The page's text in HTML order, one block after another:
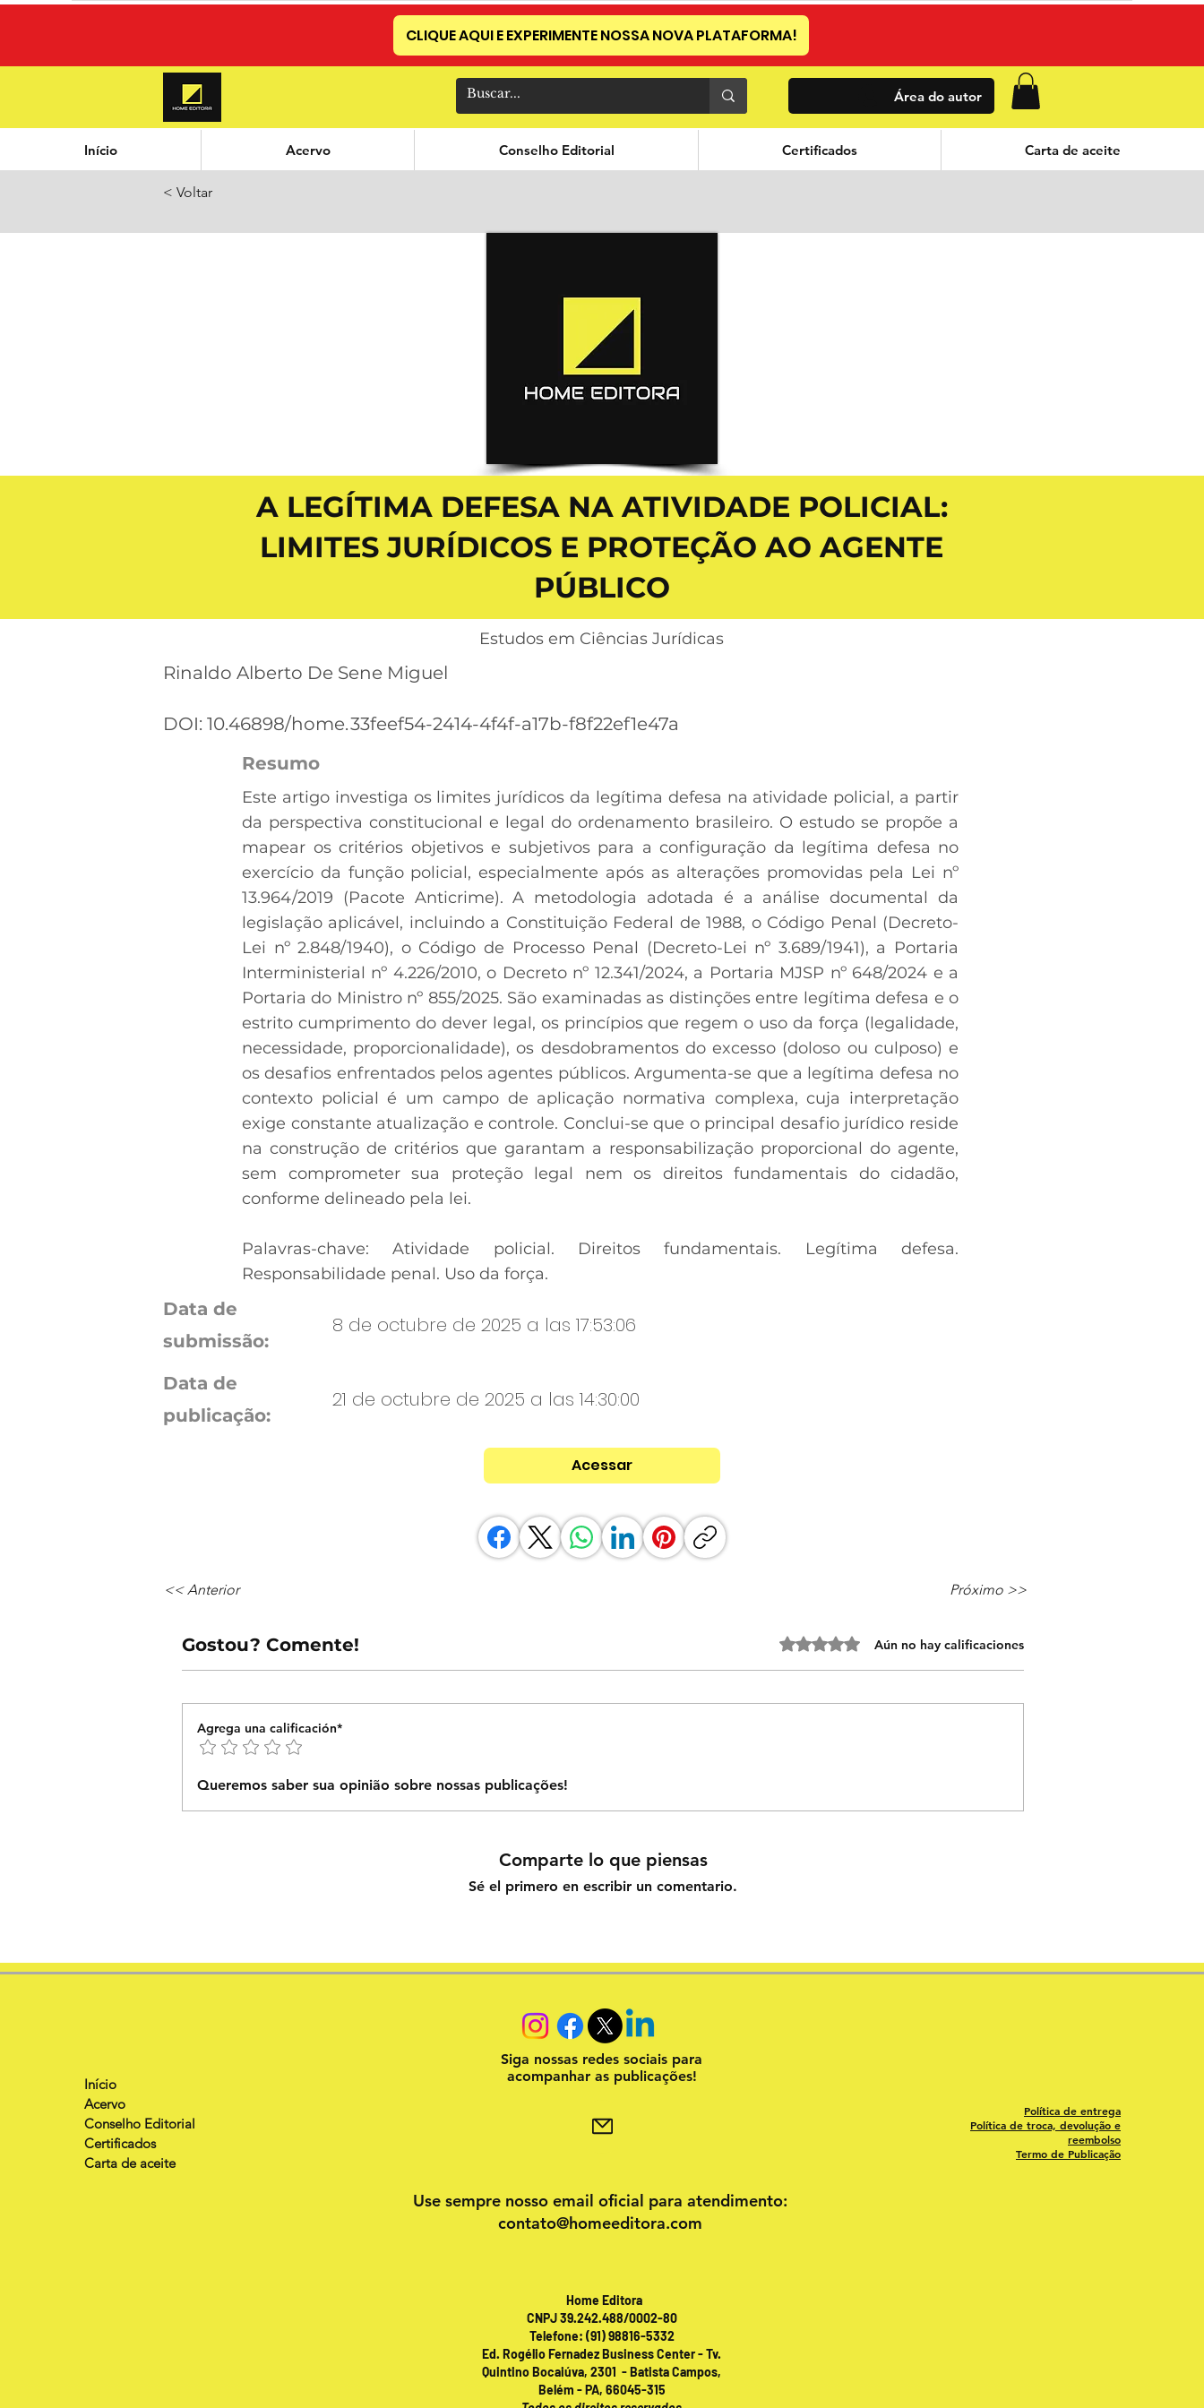
Área do autor
CLIQUE AQUI E EXPERIMENTE NOSSA NOVA PLATAFORMA!
Início Acervo Conselho Editorial Certificados Carta de aceite
< Voltar
A LEGÍTIMA DEFESA NA ATIVIDADE POLICIAL:
LIMITES JURÍDICOS E PROTEÇÃO AO AGENTE
PÚBLICO
Estudos em Ciências Jurídicas
Rinaldo Alberto De Sene Miguel
DOI: 10.46898/home.33feef54-2414-4f4f-a17b-f8f22ef1e47a
Resumo
Este artigo investiga os limites jurídicos da legítima defesa na atividade policial, a partir
da perspectiva constitucional e legal do ordenamento brasileiro. O estudo se propõe a
mapear os critérios objetivos e subjetivos para a configuração da legítima defesa no
exercício da função policial, especialmente após as alterações promovidas pela Lei nº
13.964/2019 (Pacote Anticrime). A metodologia adotada é a análise documental da
legislação aplicável, incluindo a Constituição Federal de 1988, o Código Penal (Decreto-
Lei nº 2.848/1940), o Código de Processo Penal (Decreto-Lei nº 3.689/1941), a Portaria
Interministerial nº 4.226/2010, o Decreto nº 12.341/2024, a Portaria MJSP nº 648/2024 e a
Portaria do Ministro nº 855/2025. São examinadas as distinções entre legítima defesa e o
estrito cumprimento do dever legal, os princípios que regem o uso da força (legalidade,
necessidade, proporcionalidade), os desdobramentos do excesso (doloso ou culposo) e
os desafios enfrentados pelos agentes públicos. Argumenta-se que a legítima defesa no
contexto policial é um campo de aplicação normativa complexa, cuja interpretação
exige constante atualização e controle. Conclui-se que o principal desafio jurídico reside
na construção de critérios que garantam a responsabilização proporcional do agente,
sem comprometer sua proteção legal nem os direitos fundamentais do cidadão,
conforme delineado pela lei.
Palavras-chave: Atividade policial. Direitos fundamentais. Legítima defesa.
Responsabilidade penal. Uso da força.
Data de
submissão:
8 de octubre de 2025 a las 17:53:06
Data de
publicação:
21 de octubre de 2025 a las 14:30:00
Acessar
<< Anterior Próximo >>
Gostou? Comente! Obtuvo 0 de 5 estrellas.Aún no hay calificaciones
Agrega una calificación*
Queremos saber sua opinião sobre nossas publicações!
Comparte lo que piensas
Sé el primero en escribir un comentario.
Início
Acervo
Conselho Editorial
Certificados
Carta de aceite
Siga nossas redes sociais para
acompanhar as publicações!
Política de entrega
Política de troca, devolução e
reembolso
Termo de Publicação
Use sempre nosso email oficial para atendimento:
contato@homeeditora.com
Home Editora
CNPJ 39.242.488/0002-80
Telefone: (91) 98816-5332
Ed. Rogélio Fernadez Business Center - Tv.
Quintino Bocaiúva, 2301 - Batista Campos,
Belém - PA, 66045-315